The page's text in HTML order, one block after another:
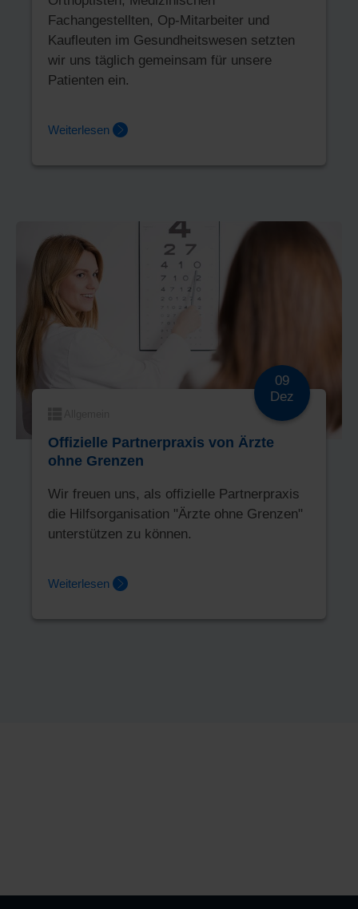
Fachangestellten, Op-Mitarbeiter und
Kaufleuten im Gesundheitswesen setzten
wir uns täglich gemeinsam für unsere
Patienten ein.
Weiterlesen
09
Dez
Offizielle Partnerpraxis von Ärzte
ohne Grenzen
Wir freuen uns, als offizielle Partnerpraxis
die Hilfsorganisation "Ärzte ohne Grenzen"
unterstützen zu können.
Weiterlesen